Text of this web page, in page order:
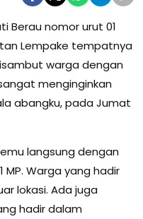
Berau nomor urut 01
Lempake tempatnya
warga dengan
menginginkan
abangku, pada Jumat
langsung dengan
MP. Warga yang hadir
lokasi. Ada juga
hadir dalam